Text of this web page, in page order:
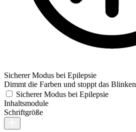
Sicherer Modus bei Epilepsie
Dimmt die Farben und stoppt das Blinken
Sicherer Modus bei Epilepsie
Inhaltsmodule
Schriftgröße